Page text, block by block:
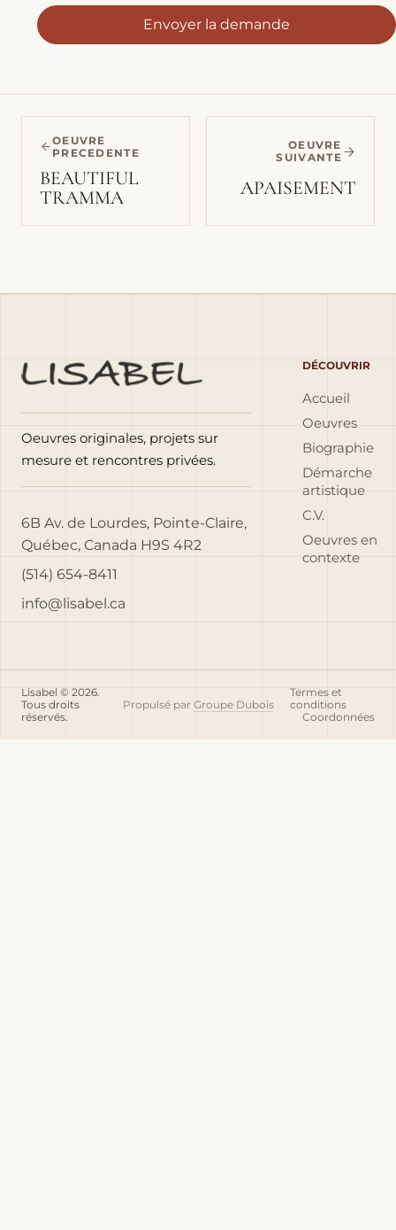
Envoyer la demande
OEUVRE
PRECEDENTE
BEAUTIFUL
TRAMMA
OEUVRE
SUIVANTE
APAISEMENT
Oeuvres originales, projets sur
mesure et rencontres privées.
6B Av. de Lourdes, Pointe-Claire,
Québec, Canada H9S 4R2
(514) 654-8411
info@lisabel.ca
DÉCOUVRIR
Accueil
Oeuvres
Biographie
Démarche
artistique
C.V.
Oeuvres en
contexte
Lisabel © 2026.
Tous droits
réservés.
Propulsé par Groupe Dubois
Termes et
conditions
Coordonnées